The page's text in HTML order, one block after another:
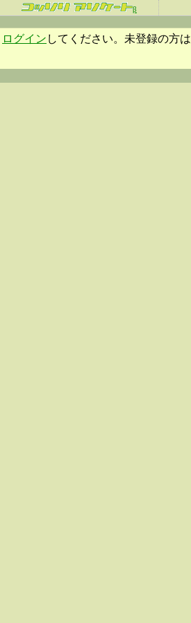
β
ログイン してください。未登録の方は